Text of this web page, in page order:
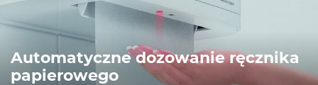
Automatyczne dozowanie ręcznika
papierowego